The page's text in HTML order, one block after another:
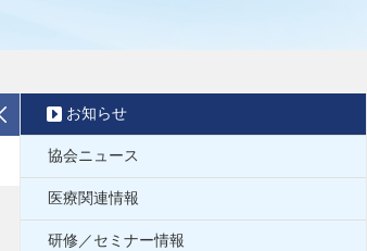
お知らせ
協会ニュース
医療関連情報
研修／セミナー情報